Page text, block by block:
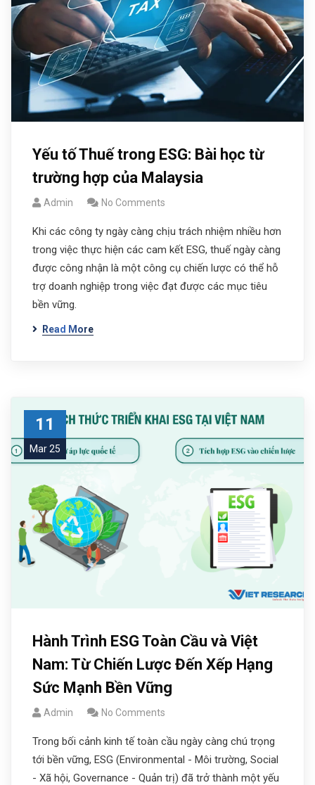
Yếu tố Thuế trong ESG: Bài học từ
trường hợp của Malaysia
Admin No Comments
Khi các công ty ngày càng chịu trách nhiệm nhiều hơn
trong việc thực hiện các cam kết ESG, thuế ngày càng
được công nhận là một công cụ chiến lược có thể hỗ
trợ doanh nghiệp trong việc đạt được các mục tiêu
bền vững.
Read More
11
Mar 25
Hành Trình ESG Toàn Cầu và Việt
Nam: Từ Chiến Lược Đến Xếp Hạng
Sức Mạnh Bền Vững
Admin No Comments
Trong bối cảnh kinh tế toàn cầu ngày càng chú trọng
tới bền vững, ESG (Environmental - Môi trường, Social
- Xã hội, Governance - Quản trị) đã trở thành một yếu